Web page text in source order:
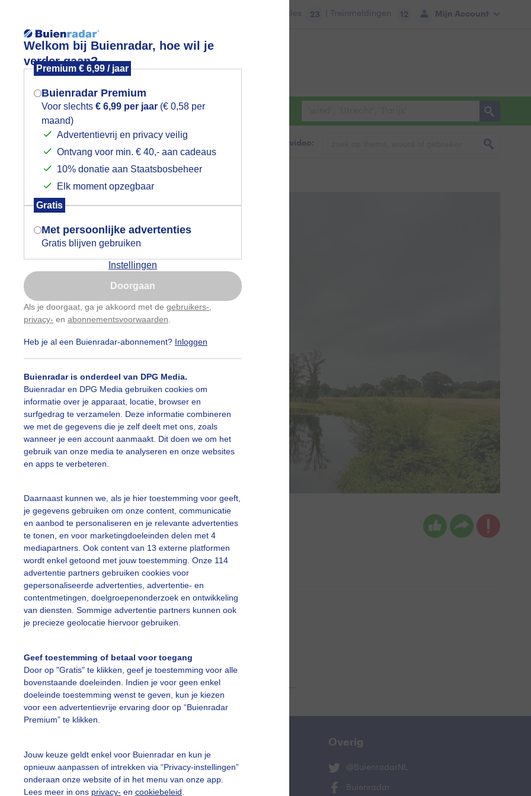
Welkom bij Buienradar, hoe wil je
verder gaan?
Premium € 6,99 / jaar
Buienradar Premium
Voor slechts € 6,99 per jaar (€ 0,58 per
maand)
Advertentievrij en privacy veilig
Ontvang voor min. € 40,- aan cadeaus
10% donatie aan Staatsbosbeheer
Elk moment opzegbaar
Gratis
Met persoonlijke advertenties
Gratis blijven gebruiken
Instellingen
Doorgaan
Als je doorgaat, ga je akkoord met de gebruikers-
privacy- en abonnementsvoorwaarden
Heb je al een Buienradar-abonnement? Inloggen
Buienradar is onderdeel van DPG Media.
Buienradar en DPG Media gebruiken cookies om
informatie over je apparaat, locatie, browser en
surfgedrag te verzamelen. Deze informatie combineren
we met de gegevens die je zelf deelt met ons, zoals
wanneer je een account aanmaakt. Dit doen we om het
gebruik van onze media te analyseren en onze websites
en apps te verbeteren.
Daarnaast kunnen we, als je hier toestemming voor geeft,
je gegevens gebruiken om onze content, communicatie
en aanbod te personaliseren en je relevante advertenties
te tonen, en voor marketingdoeleinden delen met 4
mediapartners. Ook content van 13 externe platformen
wordt enkel getoond met jouw toestemming. Onze 114
advertentie partners gebruiken cookies voor
gepersonaliseerde advertenties, advertentie- en
contentmetingen, doelgroepenonderzoek en ontwikkeling
van diensten. Sommige advertentie partners kunnen ook
je precieze geolocatie hiervoor gebruiken.
Geef toestemming of betaal voor toegang
Door op "Gratis" te klikken, geef je toestemming voor alle
bovenstaande doeleinden. Indien je voor geen enkel
doeleinde toestemming wenst te geven, kun je kiezen
voor een advertentievrije ervaring door op “Buienradar
Premium” te klikken.
Jouw keuze geldt enkel voor Buienradar en kun je
opnieuw aanpassen of intrekken via “Privacy-instellingen”
onderaan onze website of in het menu van onze app.
Lees meer in ons privacy- en cookiebeleid
Mijn Account
Files 23 | Treinmeldingen 12
Foto en video Weerzine
Zoeken in foto & video:
rond 8.00 uur in de omgeving van Enter
Hans Stam Gemaakt: 11-07-2025, 37x bekeken
Wolken
slideshow
Een moment geduld aub...
vragen
De Bilt
Overig
@BuienradarNL
Buienradar
Mogen we je locatie gebruiken voor
het weer?
Indien je hier nog geen akkoord op hebt
gegeven, verschijnt er zo een pop-up uit
je browser waarin deze toestemming
gevraagd wordt.
Is goed, toon de popup
Nu niet, misschien later
Gebruik je Safari en wil je niet elke dag deze pop-up
Klikhierom dit aan te passen